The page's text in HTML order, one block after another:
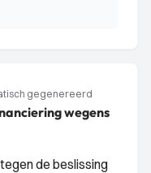
gegenereerd
wegens
de beslissing